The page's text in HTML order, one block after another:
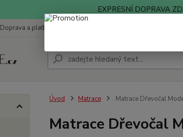
EXPRESNÍ DOPRAVA
Doprava a platba
Úvod Matrace Matrace Dřevočal
Matrace Dřevočal